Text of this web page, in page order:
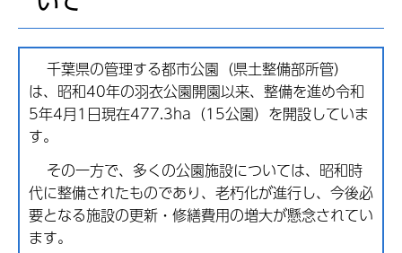
千葉県の管理する都市公園（県土整備部所管）
は、昭和40年の羽衣公園開園以来、整備を進め令和
5年4月1日現在477.3ha（15公園）を開設していま
す。
その一方で、多くの公園施設については、昭和時
代に整備されたものであり、老朽化が進行し、今後必
要となる施設の更新・修繕費用の増大が懸念されてい
ます。